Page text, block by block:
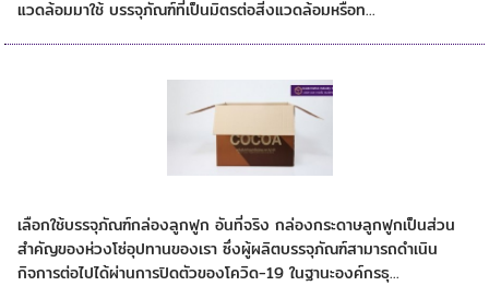
แวดล้อมมาใช้ บรรจุภัณฑ์ที่เป็นมิตรต่อสิ่งแวดล้อมหรือท...
เลือกใช้บรรจุภัณฑ์กล่องลูกฟูก อันที่จริง กล่องกระดาษลูกฟูกเป็นส่วน
สำคัญของห่วงโซ่อุปทานของเรา ซึ่งผู้ผลิตบรรจุภัณฑ์สามารถดำเนิน
กิจการต่อไปได้ผ่านการปิดตัวของโควิด-19 ในฐานะองค์กรธุ...